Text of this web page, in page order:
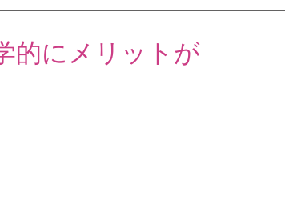
的にメリットが